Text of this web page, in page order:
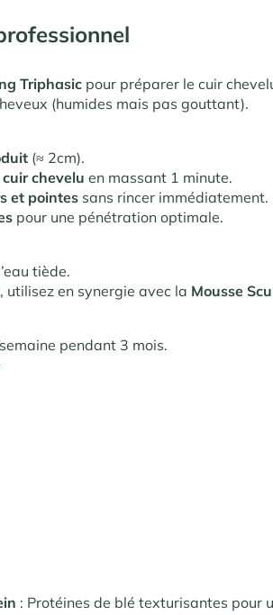
Triphasic pour préparer le cuir
(humides mais pas gouttant).
(≈ 2cm).
cuir chevelu en massant 1 minute.
et pointes sans rincer immédiatement.
pour une pénétration optimale.
tiède.
, utilisez en synergie avec la Mousse
pendant 3 mois.
: Protéines de blé texturisantes pour